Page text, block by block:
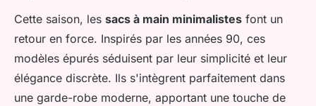
Cette saison, les sacs à main minimalistes font un
retour en force. Inspirés par les années 90, ces
modèles épurés séduisent par leur simplicité et leur
élégance discrète. Ils s'intègrent parfaitement dans
une garde-robe moderne, apportant une touche de